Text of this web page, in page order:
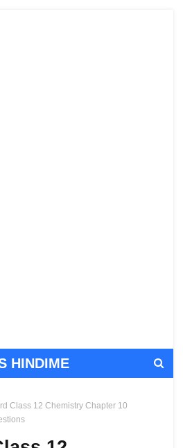
HINDIME
Class 12 Chemistry Chapter 10